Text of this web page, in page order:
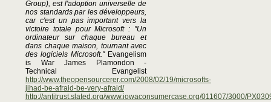
Group), est l'adoption universelle de
nos standards par les développeurs,
car c'est un pas important vers la
victoire totale pour Microsoft : "Un
ordinateur sur chaque bureau et
dans chaque maison, tournant avec
des logiciels Microsoft."Evangelism
is War James Plamondon -
Technical Evangelist
http://www.theopensourcerer.com/2008/02/19/microsofts-
jihad-be-afraid-be-very-afraid/
http://antitrust.slated.org/www.iowaconsumercase.org/011607/3000/